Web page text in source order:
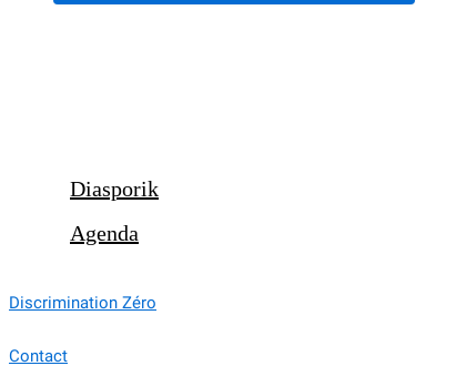
Diasporik
Agenda
Discrimination Zéro
Contact